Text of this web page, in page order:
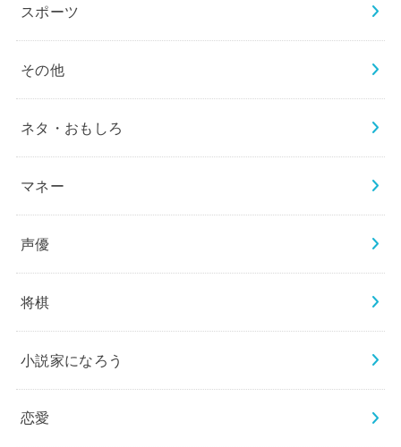
スポーツ
その他
ネタ・おもしろ
マネー
声優
将棋
小説家になろう
恋愛